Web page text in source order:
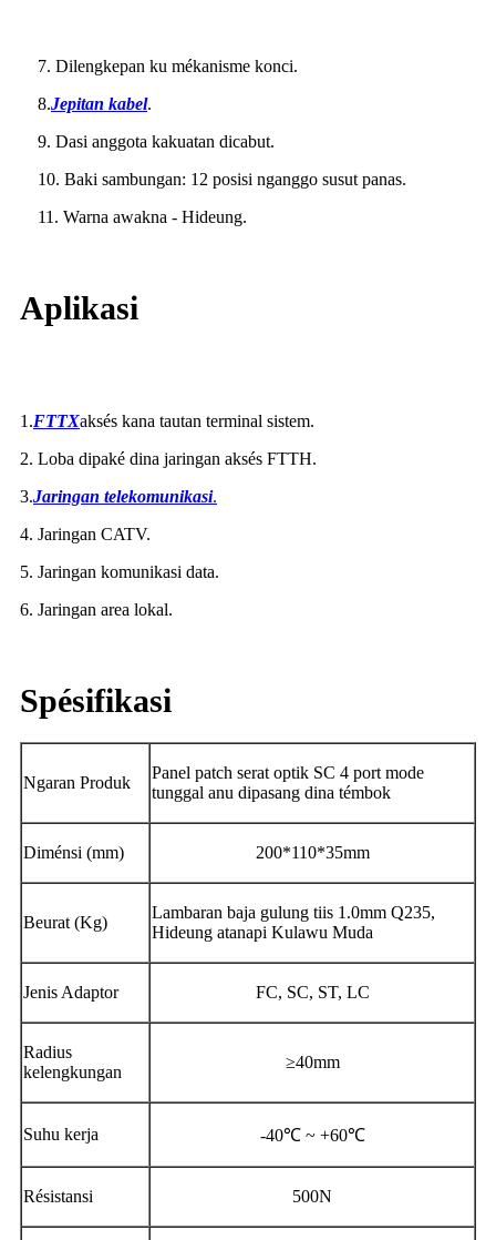
7. Dilengkepan ku mékanisme konci.
8.Jepitan kabel.
9. Dasi anggota kakuatan dicabut.
10. Baki sambungan: 12 posisi nganggo susut panas.
11. Warna awakna - Hideung.
Aplikasi
1.FTTXaksés kana tautan terminal sistem.
2. Loba dipaké dina jaringan aksés FTTH.
3.Jaringan telekomunikasi.
4. Jaringan CATV.
5. Jaringan komunikasi data.
6. Jaringan area lokal.
Spésifikasi
Ngaran Produk
Panel patch serat optik SC 4 port mode
tunggal anu dipasang dina témbok
Diménsi (mm) 200*110*35mm
Beurat (Kg)
Lambaran baja gulung tiis 1.0mm Q235,
Hideung atanapi Kulawu Muda
Jenis Adaptor FC, SC, ST, LC
Radius
kelengkungan
≥40mm
Suhu kerja -40℃ ~ +60℃
Résistansi 500N